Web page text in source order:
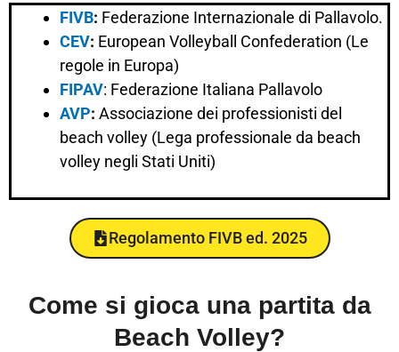
FIVB: Federazione Internazionale di Pallavolo.
CEV: European Volleyball Confederation (Le
regole in Europa)
FIPAV: Federazione Italiana Pallavolo
AVP:Associazione dei professionisti del
beach volley (Lega professionale da beach
volley negli Stati Uniti)
Regolamento FIVB ed. 2025
Come si gioca una partita da
Beach Volley?